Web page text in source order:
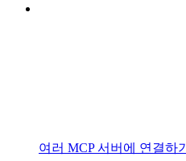
여러 MCP 서버에 연결하기